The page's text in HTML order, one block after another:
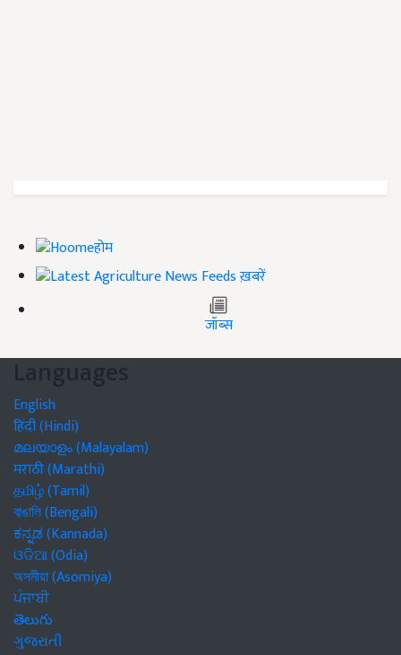
होम
ख़बरें
जॉब्स
Languages
English
हिंदी (Hindi)
മലയാളം (Malayalam)
मराठी (Marathi)
தமிழ் (Tamil)
বাঙালি (Bengali)
ಕನ್ನಡ (Kannada)
ଓଡିଆ (Odia)
অসমীয়া (Asomiya)
ਪੰਜਾਬੀ
తెలుగు
ગુજરાતી